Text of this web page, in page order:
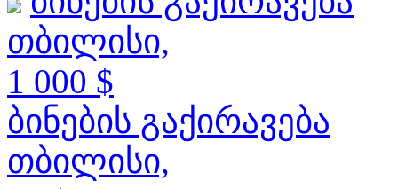
თბილისი,
1 000 $
ბინების გაქირავება
თბილისი,